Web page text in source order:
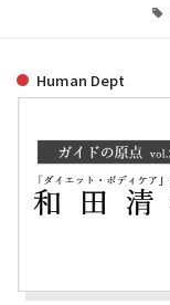
Human Dept